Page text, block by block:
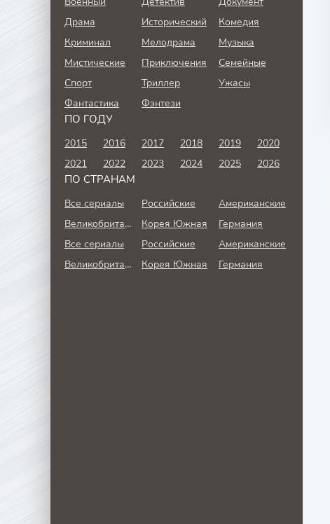
Драма
Исторический
Комедия
Криминал
Мелодрама
Музыка
Мистические
Приключения
Семейные
Спорт
Триллер
Ужасы
Фантастика
Фэнтези
ПО ГОДУ
2015 2016 2017 2018 2019
2020
2021
2022 2023 2024 2025 2026
ПО СТРАНАМ
Все сериалы Российские
Американские
Великобритания
Корея Южная
Германия
Все сериалы
Российские
Американские
Великобритания
Корея Южная Германия